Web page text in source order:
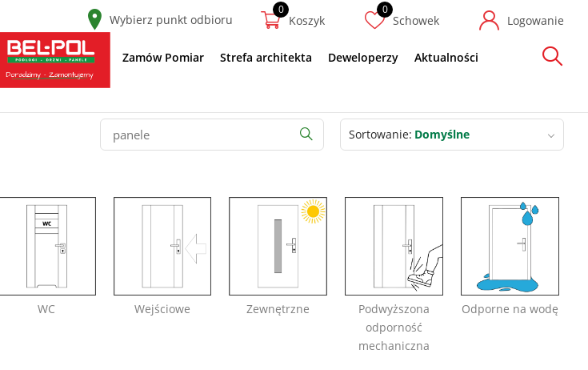
Wybierz punkt odbioru Koszyk Schowek Logowanie
Zamów Pomiar Strefa architekta Deweloperzy Aktualności
Szukaj
Sortowanie Domyślne
WC Wejściowe Zewnętrzne
Podwyższona
odporność
mechaniczna
Odporne na wodę